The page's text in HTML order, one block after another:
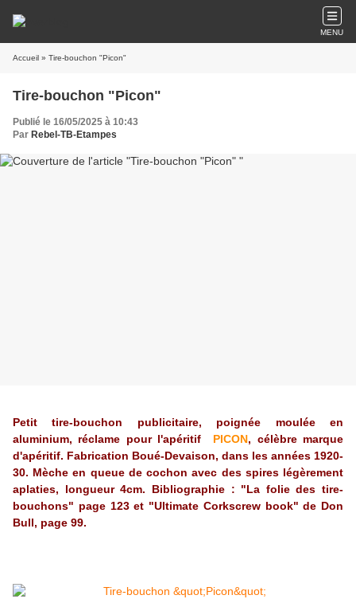
MENU
Accueil » Tire-bouchon "Picon"
Tire-bouchon "Picon"
Publié le 16/05/2025 à 10:43
Par Rebel-TB-Etampes
Petit tire-bouchon publicitaire, poignée moulée en
aluminium, réclame pour l'apéritif
PICON, célèbre marque
d'apéritif. Fabrication Boué-Devaison, dans les années 1920-
30. Mèche en queue de cochon avec des spires légèrement
aplaties, longueur 4cm. Bibliographie : "La folie des tire-
bouchons" page 123 et "Ultimate Corkscrew book" de Don
Bull, page 99.